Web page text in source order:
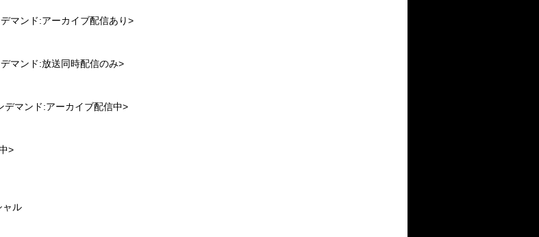
マンド:アーカイブ配信あり>
マンド:放送同時配信のみ>
マンド:アーカイブ配信中>
>
ャル